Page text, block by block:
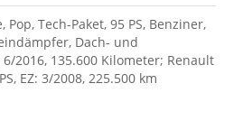
Tech-Paket, 95 PS, Benziner,
Dach- und
2016, 135.600 Kilometer; Renault
EZ: 3/2008, 225.500 km